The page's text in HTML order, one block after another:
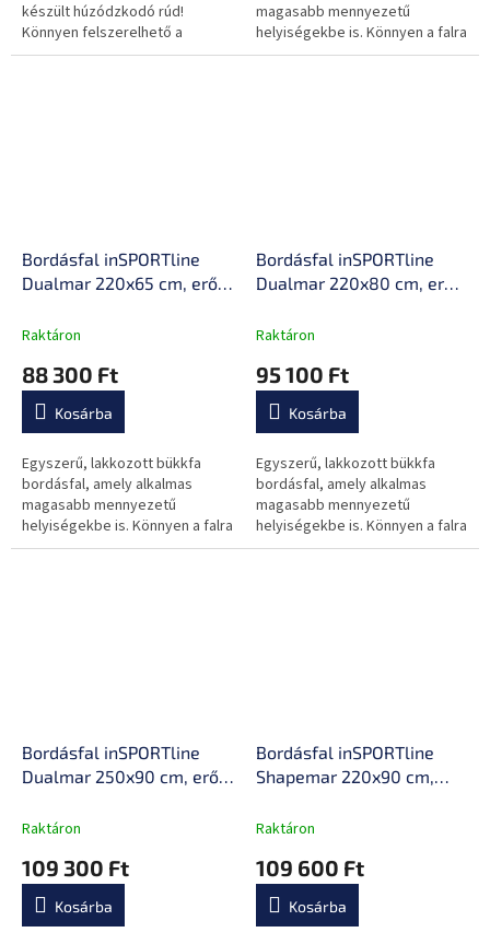
készült húzódzkodó rúd!
Könnyen felszerelhető a
bordásfalra.
magasabb mennyezetű
helyiségekbe is. Könnyen a falra
rögzíthető és egyszerűen
Bordásfal inSPORTline
Dualmar 220x65 cm, erős
lakkozott felület,
lehetősége, könnyű
karbantartás
Raktáron
88 300 Ft
Kosárba
Egyszerű, lakkozott bükkfa
bordásfal, amely alkalmas
magasabb mennyezetű
helyiségekbe is. Könnyen a falra
rögzíthető és egyszerűen
Bordásfal inSPORTline
Dualmar 220x80 cm, erős
lakkozott felület,
lehetősége, könnyű
karbantartás
Raktáron
95 100 Ft
Kosárba
Egyszerű, lakkozott bükkfa
bordásfal, amely alkalmas
magasabb mennyezetű
helyiségekbe is. Könnyen a falra
rögzíthető és egyszerűen
Bordásfal inSPORTline
Dualmar 250x90 cm, erős
lakkozott felület,
lehetősége, könnyű
karbantartás
Raktáron
109 300 Ft
Kosárba
Bordásfal inSPORTline
Shapemar 220x90 cm,
tömör bükkfa, 2 x
tartozékok rögzítésének
lehetősége
Raktáron
109 600 Ft
Kosárba